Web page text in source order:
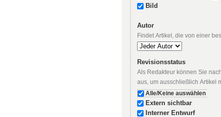
Bild
Autor
Findet Artikel, die von einer
Revisionsstatus
Als Redakteur können Sie
aus, um ausschließlich Artikel
Alle/Keine auswählen
Extern sichtbar
Interner Entwurf